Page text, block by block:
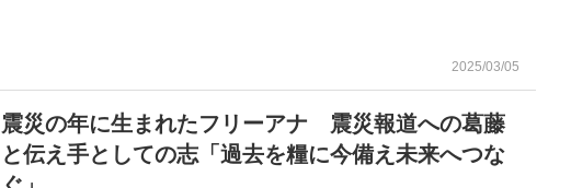
2025/03/05
震災の年に生まれたフリーアナ 震災報道への葛藤
と伝え手としての志「過去を糧に今備え未来へつな